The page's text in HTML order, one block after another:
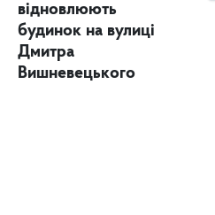
відновлюють
будинок на вулиці
Дмитра
Вишневецького